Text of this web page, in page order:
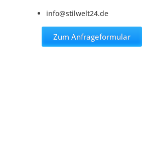
info@stilwelt24.de
Zum Anfrageformular